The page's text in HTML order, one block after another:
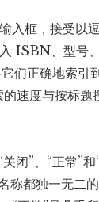
入框，接受以
ISBN、型号
们正确地索引
速度与按标题
闭”、“正常”和
称都独一无二